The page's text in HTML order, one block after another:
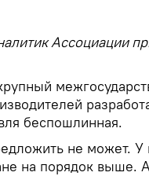
Ассоциации
беспошлинная.
не может. У
на порядок выше. А